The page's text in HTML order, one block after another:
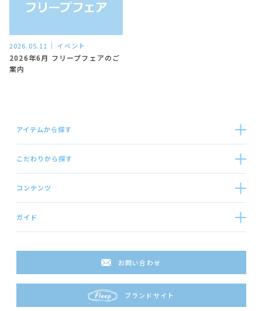
2026.05.11 イベント
2026年6月 フリープフェアのご
案内
アイテムから探す
こだわりから探す
コンテンツ
ガイド
お問い合わせ
ブランドサイト